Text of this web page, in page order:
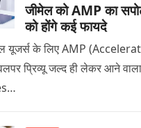
जीमेल को AMP का
को होंगे कई फायदे
यूजर्स के लिए AMP
प्रिव्यू जल्द ही लेकर आने